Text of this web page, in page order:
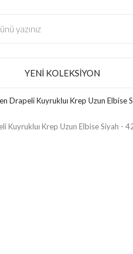
YENI KOLEKSIYON
Drapeli Kuyrukluı Krep Uzun Elbise